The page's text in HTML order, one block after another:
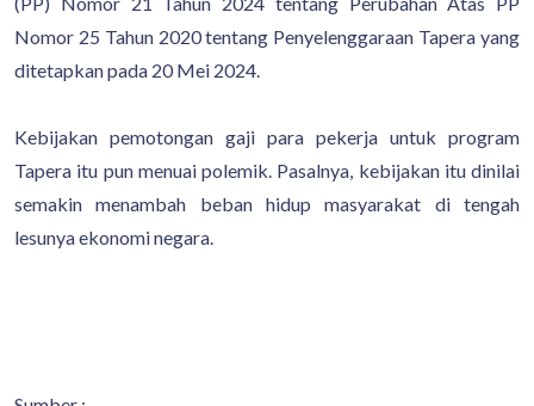
Nomor 25 Tahun 2020 tentang Penyelenggaraan Tapera yang
ditetapkan pada 20 Mei 2024.
Kebijakan pemotongan gaji para pekerja untuk program
Tapera itu pun menuai polemik. Pasalnya, kebijakan itu dinilai
semakin menambah beban hidup masyarakat di tengah
lesunya ekonomi negara.